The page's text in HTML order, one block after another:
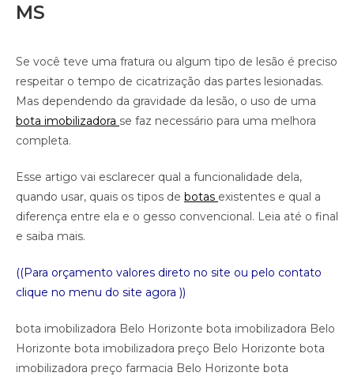
MS
Se você teve uma fratura ou algum tipo de lesão é preciso
respeitar o tempo de cicatrização das partes lesionadas.
Mas dependendo da gravidade da lesão, o uso de uma
bota imobilizadora se faz necessário para uma melhora
completa.
Esse artigo vai esclarecer qual a funcionalidade dela,
quando usar, quais os tipos de botas existentes e qual a
diferença entre ela e o gesso convencional. Leia até o final
e saiba mais.
((Para orçamento valores direto no site ou pelo contato
clique no menu do site agora ))
bota imobilizadora Belo Horizonte bota imobilizadora Belo
Horizonte bota imobilizadora preço Belo Horizonte bota
imobilizadora preço farmacia Belo Horizonte bota